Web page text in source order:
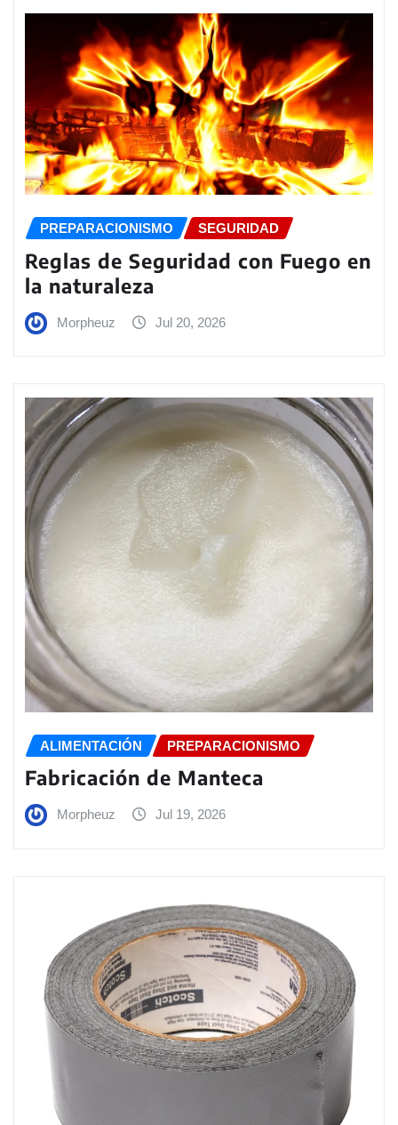
PREPARACIONISMO SEGURIDAD
Reglas de Seguridad con Fuego en
la naturaleza
Morpheuz Jul 20, 2026
ALIMENTACIÓN PREPARACIONISMO
Fabricación de Manteca
Morpheuz Jul 19, 2026